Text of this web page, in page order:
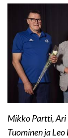
Mikko Partti, Ari
Tuominen ja